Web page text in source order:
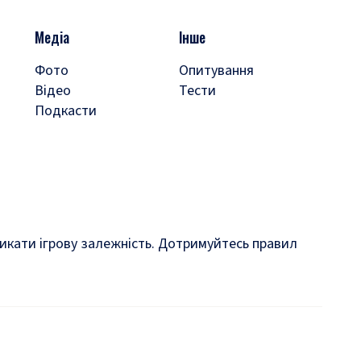
Медіа
Фото
Відео
Подкасти
Інше
Опитування
Тести
ігрову залежність. Дотримуйтесь правил